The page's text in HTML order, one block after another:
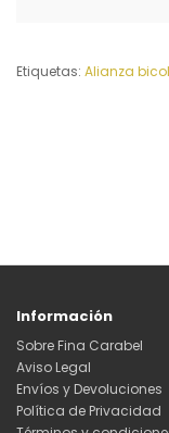
Etiquetas: Alianza
Información
Sobre Fina Carabel
Aviso Legal
Envíos y Devoluciones
Política de Privacidad